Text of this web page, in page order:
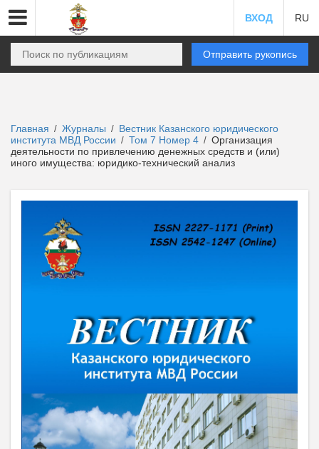
ВХОД RU
Отправить рукопись
Главная / Журналы / Вестник Казанского юридического
института МВД России / Том 7 Номер 4 / Организация
деятельности по привлечению денежных средств и (или)
иного имущества: юридико-технический анализ